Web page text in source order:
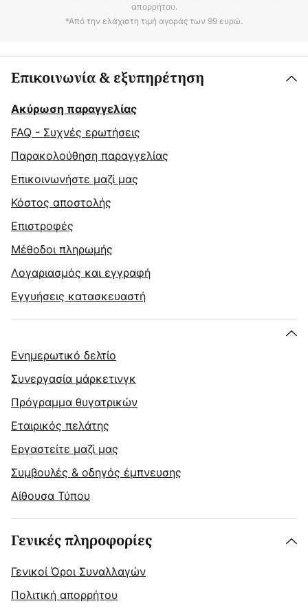
απορρήτου.
*Από την ελάχιστη τιμή αγοράς των 99 ευρώ.
Επικοινωνία & εξυπηρέτηση
Ακύρωση παραγγελίας
FAQ - Συχνές ερωτήσεις
Παρακολούθηση παραγγελίας
Επικοινωνήστε μαζί μας
Κόστος αποστολής
Επιστροφές
Μέθοδοι πληρωμής
Λογαριασμός και εγγραφή
Εγγυήσεις κατασκευαστή
Ενημερωτικό δελτίο
Συνεργασία μάρκετινγκ
Πρόγραμμα θυγατρικών
Εταιρικός πελάτης
Εργαστείτε μαζί μας
Συμβουλές & οδηγός έμπνευσης
Αίθουσα Τύπου
Γενικές πληροφορίες
Γενικοί Όροι Συναλλαγών
Πολιτική απορρήτου